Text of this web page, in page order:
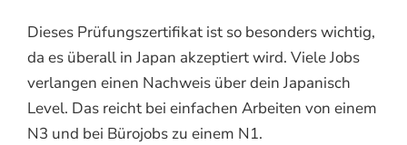
Dieses Prüfungszertifikat ist so besonders wichtig,
da es überall in Japan akzeptiert wird. Viele Jobs
verlangen einen Nachweis über dein Japanisch
Level. Das reicht bei einfachen Arbeiten von einem
N3 und bei Bürojobs zu einem N1.